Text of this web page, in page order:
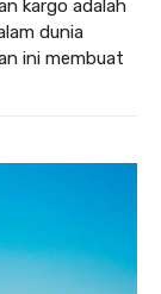
kargo adalah
dunia
ini membuat